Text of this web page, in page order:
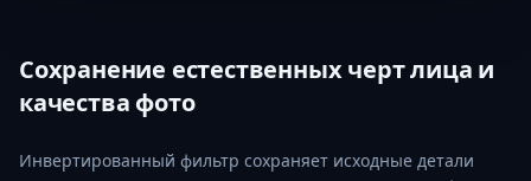
Сохранение естественных черт лица и
качества фото
Инвертированный фильтр сохраняет исходные детали